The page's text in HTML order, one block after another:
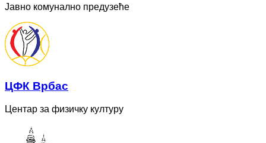
Јавно комунално предузеће
ЦФК Врбас
Центар за физичку културу